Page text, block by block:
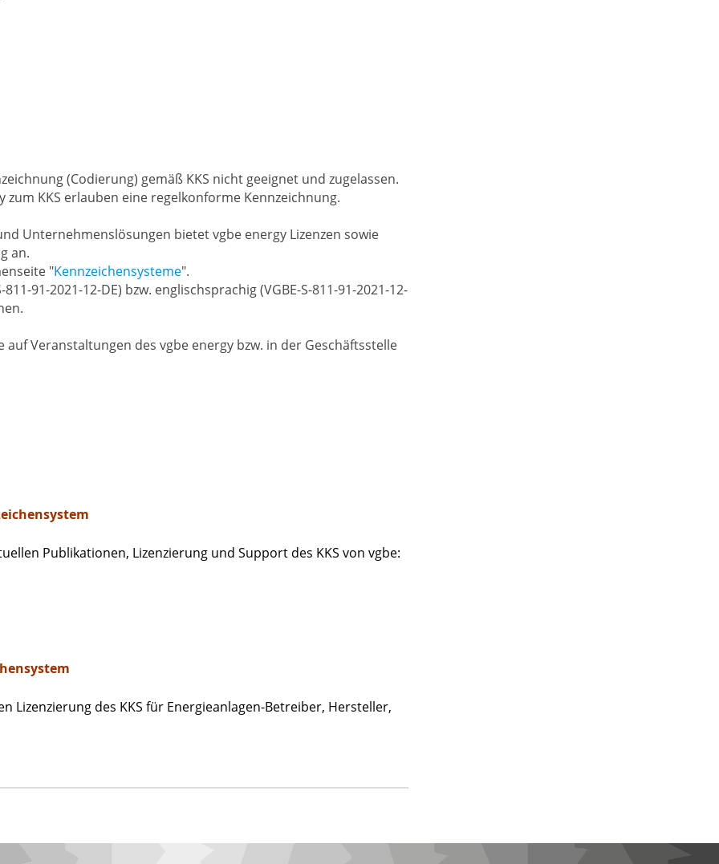
(Codierung) gemäß KKS nicht geeignet und zugelassen.
KKS erlauben eine regelkonforme Kennzeichnung.
Unternehmenslösungen bietet vgbe energy Lizenzen sowie
an.
"Kennzeichensysteme".
91-2021-12-DE) bzw. englischsprachig (VGBE-S-811-91-2021-12-
Veranstaltungen des vgbe energy bzw. in der Geschäftsstelle
Publikationen, Lizenzierung und Support des KKS von vgbe:
Lizenzierung des KKS für Energieanlagen-Betreiber, Hersteller,